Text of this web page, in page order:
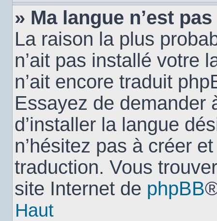
» Ma langue n’est
La raison la plus
n’ait pas installé votre
n’ait encore traduit
Essayez de demander
d’installer la langue
n’hésitez pas à créer
traduction. Vous
site Internet de phpBB
Haut